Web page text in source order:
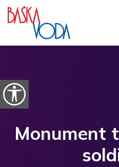
Preskočiť na obsah
Otvorte možnosti dostupnosti
Monument